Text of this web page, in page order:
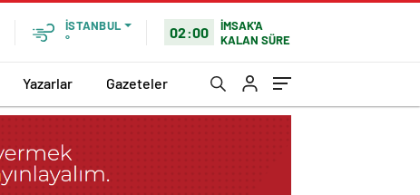
İSTANBUL
°
02:00
İMSAK'A
KALAN SÜRE
Yazarlar Gazeteler